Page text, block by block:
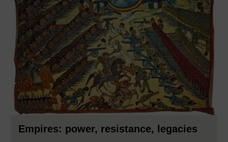
Empires: power, resistance, legacies